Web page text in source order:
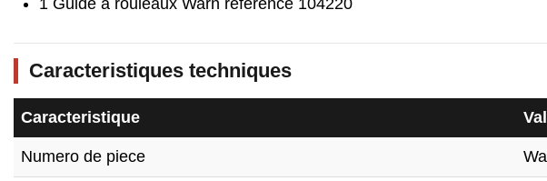
1 Guide a rouleaux Warn reference 104220
Caracteristiques techniques
Caracteristique
Numero de piece